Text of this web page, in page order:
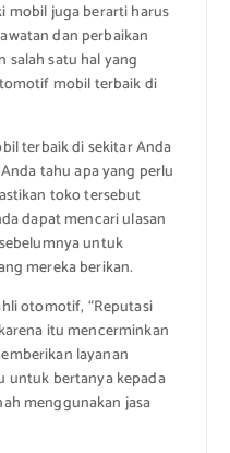
mobil juga berarti harus
dan perbaikan
satu hal yang
mobil terbaik di
terbaik di sekitar Anda
tahu apa yang perlu
toko tersebut
dapat mencari ulasan
untuk
mereka berikan.
otomotif, “Reputasi
itu mencerminkan
layanan
untuk bertanya kepada
menggunakan jasa